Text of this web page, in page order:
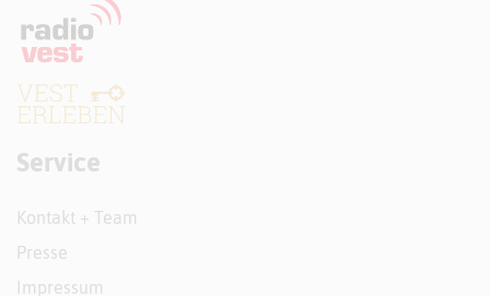
Service
Kontakt + Team
Presse
Impressum